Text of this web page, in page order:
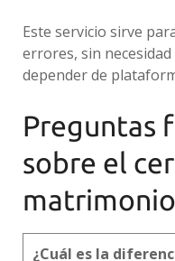
Este servicio sirve
errores, sin
depender de
Preguntas
sobre el
¿Cuál es la